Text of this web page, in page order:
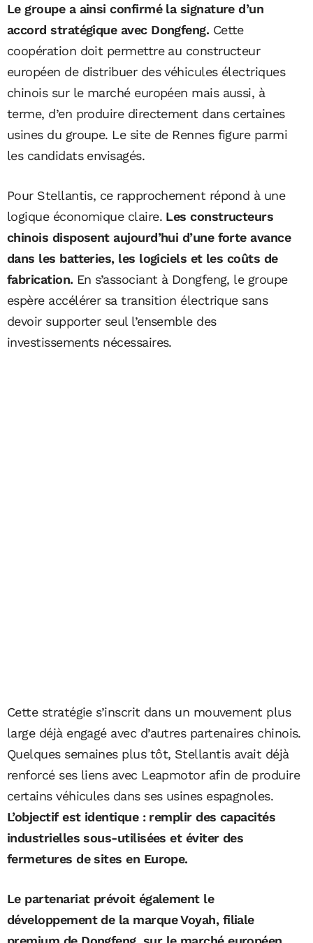
Le groupe a ainsi confirmé la signature d’un
accord stratégique avec Dongfeng. Cette
coopération doit permettre au constructeur
européen de distribuer des véhicules électriques
chinois sur le marché européen mais aussi, à
terme, d’en produire directement dans certaines
usines du groupe. Le site de Rennes figure parmi
les candidats envisagés.
Pour Stellantis, ce rapprochement répond à une
logique économique claire. Les constructeurs
chinois disposent aujourd’hui d’une forte avance
dans les batteries, les logiciels et les coûts de
fabrication. En s’associant à Dongfeng, le groupe
espère accélérer sa transition électrique sans
devoir supporter seul l’ensemble des
investissements nécessaires.
Cette stratégie s’inscrit dans un mouvement plus
large déjà engagé avec d’autres partenaires chinois.
Quelques semaines plus tôt, Stellantis avait déjà
renforcé ses liens avec Leapmotorafin de produire
certains véhicules dans ses usines espagnoles.
L’objectif est identique : remplir des capacités
industrielles sous-utilisées et éviter des
fermetures de sites en Europe.
Le partenariat prévoit également le
développement de la marque Voyah, filiale